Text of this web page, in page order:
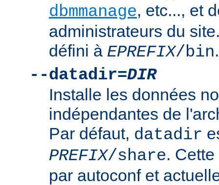
dbmmanage, etc..., et
administrateurs du
défini à EPREFIX/bin.
--datadir=DIR
Installe les données
indépendantes de
Par défaut, datadir
PREFIX/share.
par autoconf et